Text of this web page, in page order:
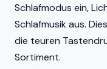
Schlafmodus ein,
Schlafmusik aus.
die teuren
Sortiment.